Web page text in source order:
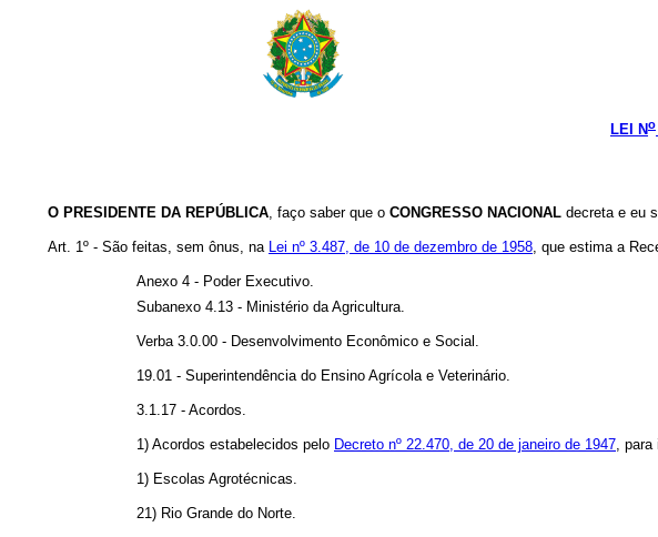
LEI No
O PRESIDENTE DA REPÚBLICA, faço saber que o CONGRESSO NACIONAL decreta e eu
Art. 1º - São feitas, sem ônus, na Lei nº 3.487, de 10 de dezembro de 1958, que estima a
Anexo 4 - Poder Executivo.
Subanexo 4.13 - Ministério da Agricultura.
Verba 3.0.00 - Desenvolvimento Econômico e Social.
19.01 - Superintendência do Ensino Agrícola e Veterinário.
3.1.17 - Acordos.
1) Acordos estabelecidos pelo Decreto nº 22.470, de 20 de janeiro de 1947, para
1) Escolas Agrotécnicas.
21) Rio Grande do Norte.